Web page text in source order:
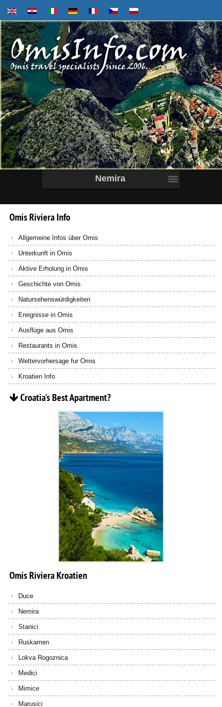
Nemira
OmisRivieraInfo
Allgemeine Infos über Omis
Unterkunft in Omis
Aktive Erholung in Omis
Geschichte von Omis
Natursehenswürdigkeiten
Ereignisse in Omis
Ausflüge aus Omis
Restaurants in Omis
Wettervorhersage fur Omis
Kroatien Info
Croatia'sBestApartment?
OmisRivieraKroatien
Duce
Nemira
Stanici
Ruskamen
Lokva Rogoznica
Medici
Mimice
Marusici